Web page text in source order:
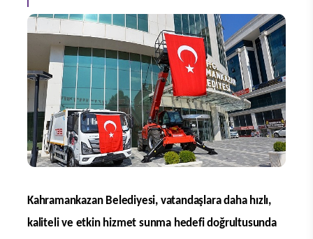
Kahramankazan Belediyesi, vatandaşlara daha hızlı,
kaliteli ve etkin hizmet sunma hedefi doğrultusunda